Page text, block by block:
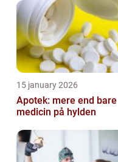
15 january 2026
Apotek: mere end bare
medicin på hylden